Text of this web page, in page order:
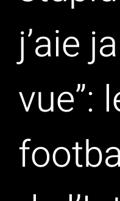
j’aie
vue”: